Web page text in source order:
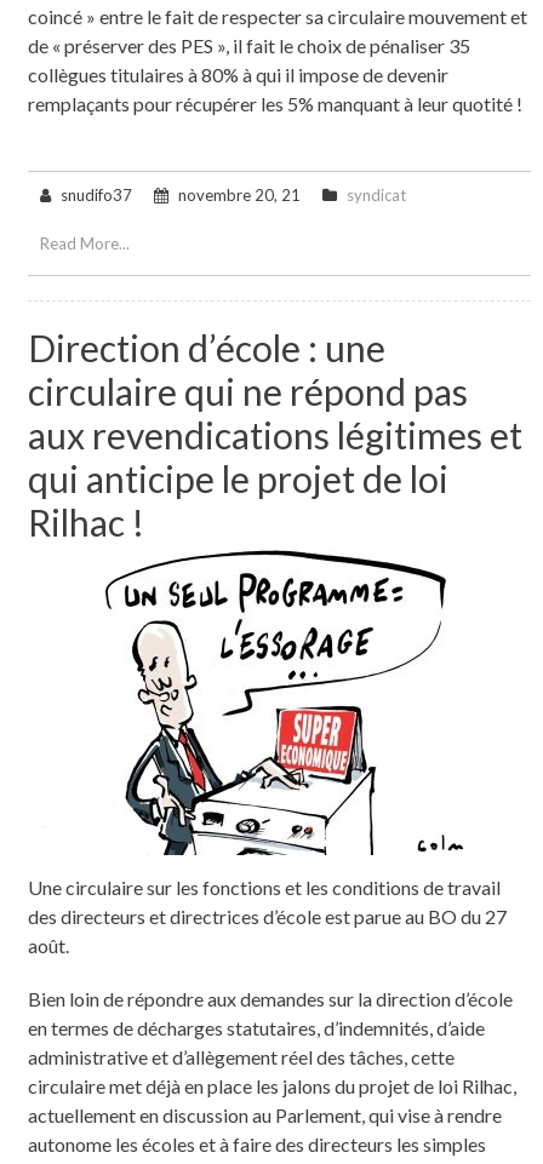
coincé » entre le fait de respecter sa circulaire mouvement et
de « préserver des PES », il fait le choix de pénaliser 35
collègues titulaires à 80% à qui il impose de devenir
remplaçants pour récupérer les 5% manquant à leur quotité !
snudifo37 novembre 20, 21 syndicat
Read More...
Direction d’école : une
circulaire qui ne répond pas
aux revendications légitimes et
qui anticipe le projet de loi
Rilhac !
Une circulaire sur les fonctions et les conditions de travail
des directeurs et directrices d’école est parue au BO du 27
août.
Bien loin de répondre aux demandes sur la direction d’école
en termes de décharges statutaires, d’indemnités, d’aide
administrative et d’allègement réel des tâches, cette
circulaire met déjà en place les jalons du projet de loi Rilhac,
actuellement en discussion au Parlement, qui vise à rendre
autonome les écoles et à faire des directeurs les simples